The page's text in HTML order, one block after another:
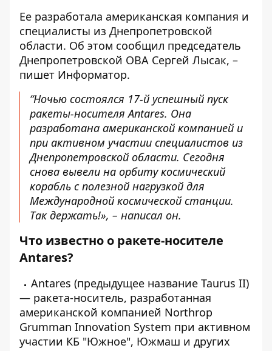
Ее разработала американская компания и
специалисты из Днепропетровской
области. Об этом сообщил председатель
Днепропетровской ОВА Сергей Лысак, –
пишет Информатор.
“Ночью состоялся 17-й успешный пуск
ракеты-носителя Antares. Она
разработана американской компанией и
при активном участии специалистов из
Днепропетровской области. Сегодня
снова вывели на орбиту космический
корабль с полезной нагрузкой для
Международной космической станции.
Так держать!», – написал он.
Что известно о ракете-носителе
Antares?
Antares (предыдущее название Taurus II)
— ракета-носитель, разработанная
американской компанией Northrop
Grumman Innovation System при активном
участии КБ "Южное", Южмаш и других